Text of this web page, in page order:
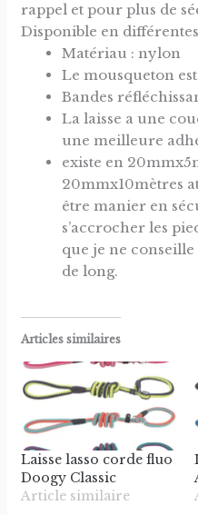
rappel et pour plus de
Disponible en
Matériau : nylon
Le mousqueton
Bandes
La laisse a une
une meilleure
existe en
20mmx10mètres
être manier en
s’accrocher les
que je ne conseille
de long.
Articles similaires
Laisse lasso corde fluo
Doogy Classic
Article similaire